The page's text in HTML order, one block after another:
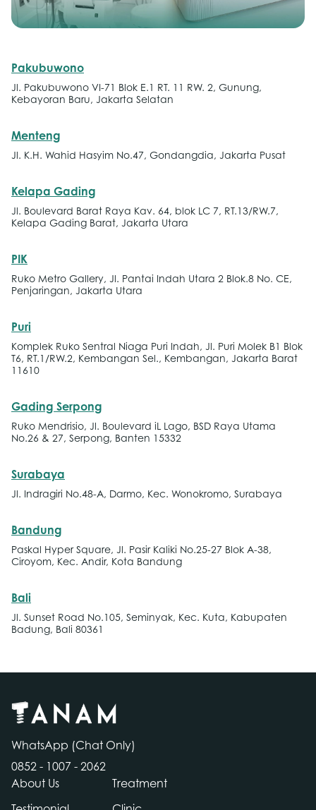
Pakubuwono
Jl. Pakubuwono VI-71 Blok E.1 RT. 11 RW. 2, Gunung,
Kebayoran Baru, Jakarta Selatan
Menteng
Jl. K.H. Wahid Hasyim No.47, Gondangdia, Jakarta Pusat
Kelapa Gading
Jl. Boulevard Barat Raya Kav. 64, blok LC 7, RT.13/RW.7,
Kelapa Gading Barat, Jakarta Utara
PIK
Ruko Metro Gallery, Jl. Pantai Indah Utara 2 Blok.8 No. CE,
Penjaringan, Jakarta Utara
Puri
Komplek Ruko Sentral Niaga Puri Indah, Jl. Puri Molek B1 Blok
T6, RT.1/RW.2, Kembangan Sel., Kembangan, Jakarta Barat
11610
Gading Serpong
Ruko Mendrisio, Jl. Boulevard iL Lago, BSD Raya Utama
No.26 & 27, Serpong, Banten 15332
Surabaya
Jl. Indragiri No.48-A, Darmo, Kec. Wonokromo, Surabaya
Bandung
Paskal Hyper Square, Jl. Pasir Kaliki No.25-27 Blok A-38,
Ciroyom, Kec. Andir, Kota Bandung
Bali
Jl. Sunset Road No.105, Seminyak, Kec. Kuta, Kabupaten
Badung, Bali 80361
WhatsApp (Chat Only)
0852 - 1007 - 2062
About Us
Treatment